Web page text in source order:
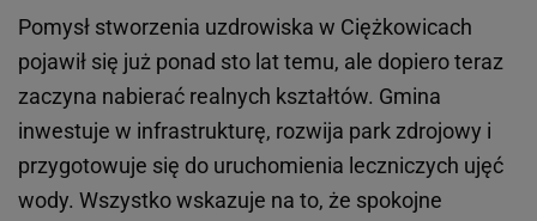
Pomysł stworzenia uzdrowiska w Ciężkowicach
pojawił się już ponad sto lat temu, ale dopiero teraz
zaczyna nabierać realnych kształtów. Gmina
inwestuje w infrastrukturę, rozwija park zdrojowy i
przygotowuje się do uruchomienia leczniczych ujęć
wody. Wszystko wskazuje na to, że spokojne